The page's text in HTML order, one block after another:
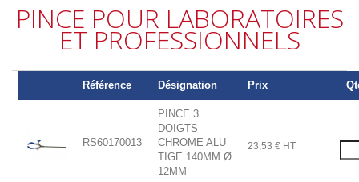
PINCE POUR LABORATOIRES
ET PROFESSIONNELS
Référence Désignation Prix
RS60170013
PINCE 3
DOIGTS
CHROME ALU
TIGE 140MM Ø
12MM
23,53 € HT